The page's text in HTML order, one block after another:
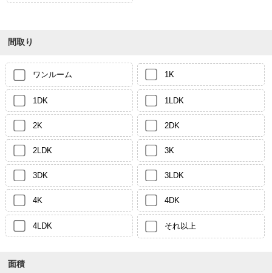
間取り
ワンルーム 1K
1DK 1LDK
2K 2DK
2LDK 3K
3DK 3LDK
4K 4DK
4LDK それ以上
面積